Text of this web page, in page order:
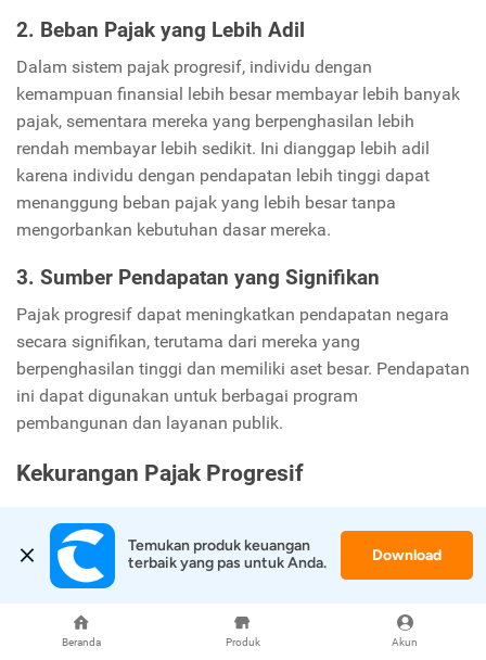
Beranda Produk Akun
2. Beban Pajak yang Lebih Adil
Dalam sistem pajak progresif, individu dengan
kemampuan finansial lebih besar membayar lebih banyak
pajak, sementara mereka yang berpenghasilan lebih
rendah membayar lebih sedikit. Ini dianggap lebih adil
karena individu dengan pendapatan lebih tinggi dapat
menanggung beban pajak yang lebih besar tanpa
mengorbankan kebutuhan dasar mereka.
3. Sumber Pendapatan yang Signifikan
Pajak progresif dapat meningkatkan pendapatan negara
secara signifikan, terutama dari mereka yang
berpenghasilan tinggi dan memiliki aset besar. Pendapatan
ini dapat digunakan untuk berbagai program
pembangunan dan layanan publik.
Kekurangan Pajak Progresif
Pajak yang lebih tinggi pada pendapatan tambahan dapat
mengurangi insentif bagi individu untuk bekerja lebih
seseorang mungkin merasa kurang termotivasi untuk
Temukan produk keuangan
terbaik yang pas untuk Anda.
Download